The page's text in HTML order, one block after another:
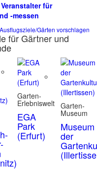
für
-messen
Ausflugsziele/Gärten vorschlagen
für Gärtner und
Garten-
Erlebniswelt
EGA
Park
(Erfurt)
Garten-
Museum
Museum
der